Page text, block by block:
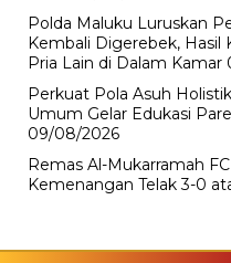
Polda Maluku Luruskan
Kembali Digerebek, Hasil
Pria Lain di Dalam Kamar
Perkuat Pola Asuh
Umum Gelar Edukasi
09/08/2026
Remas Al-Mukarramah
Kemenangan Telak 3-0